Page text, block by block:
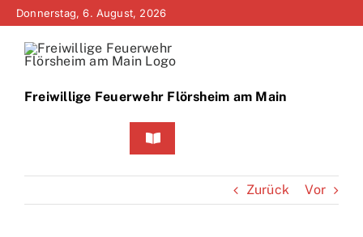
Zum
springen
Donnerstag, 6. August, 2026
Freiwillige Feuerwehr Flörsheim am Main
Toggle
Home
Zurück Vor